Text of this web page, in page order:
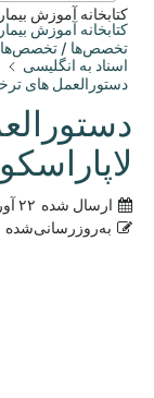
کتابخانه آموزش بیمار
کتابخانه آموزش
تخصص‌ها /
اسناد به انگلیسی
دستورالعمل های
ارسال شده ۲۲ آوریل ۲۰۲۶
به‌روزرسانی‌شده